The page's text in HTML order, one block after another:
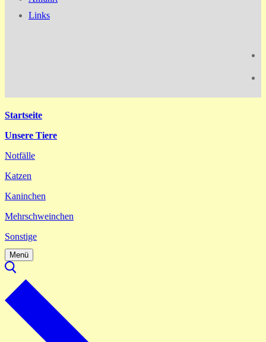
Links
Startseite
Unsere Tiere
Notfälle
Katzen
Kaninchen
Mehrschweinchen
Sonstige
Menü